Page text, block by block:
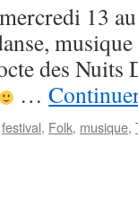
13
des Nuits
…
festival, Folk, musique,